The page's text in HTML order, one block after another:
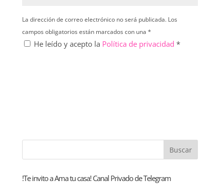
La dirección de correo electrónico no será publicada. Los
campos obligatorios están marcados con una *
He leído y acepto la Política de privacidad *
!Te invito a Ama tu casa! Canal Privado de Telegram